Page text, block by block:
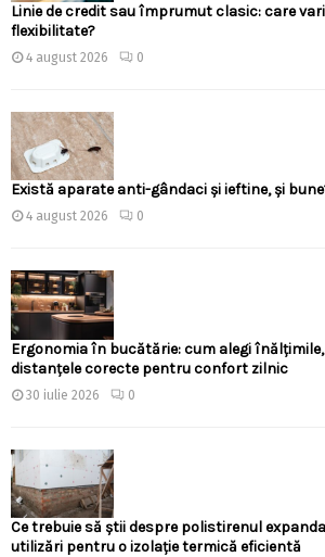
Linie de credit sau împrumut clasic: care
flexibilitate?
4 august 2026 0
Există aparate anti-gândaci și ieftine, și
4 august 2026 0
Ergonomia în bucătărie: cum alegi
distanțele corecte pentru confort zilnic
30 iulie 2026 0
Ce trebuie să știi despre polistirenul
utilizări pentru o izolație termică eficientă